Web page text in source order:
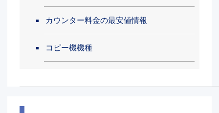
カウンター料金の最安値情報
コピー機機種